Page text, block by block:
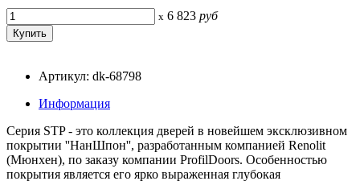
x 6 823 руб
Артикул: dk-68798
Информация
Серия STP - это коллекция дверей в новейшем эксклюзивном
покрытии ''НанШпон'', разработанным компанией Renolit
(Мюнхен), по заказу компании ProfilDoors. Особенностью
покрытия является его ярко выраженная глубокая